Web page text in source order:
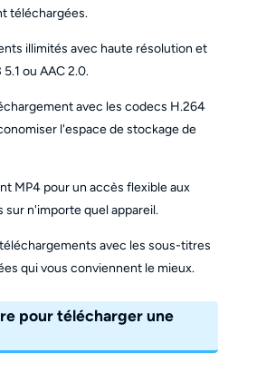
téléchargées.
illimités avec haute résolution et
ou AAC 2.0.
avec les codecs H.264
l'espace de stockage de
MP4 pour un accès flexible aux
n'importe quel appareil.
avec les sous-titres
qui vous conviennent le mieux.
pour télécharger une